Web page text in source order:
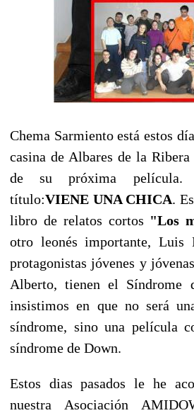
Chema Sarmiento está estos
casina de Albares de la
de su próxima película.
título:VIENE UNA CHICA.
libro de relatos cortos "Los
otro leonés importante, Luis
protagonistas jóvenes y
Alberto, tienen el
insistimos en que no será
síndrome, sino una película
síndrome de Down.
Estos dias pasados le he
nuestra Asociación